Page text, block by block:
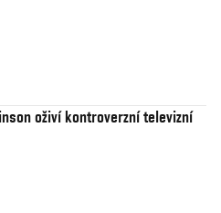
oživí kontroverzní televizní